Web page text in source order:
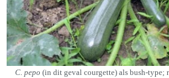
C. pepo (in dit geval courgette) als bush-type;